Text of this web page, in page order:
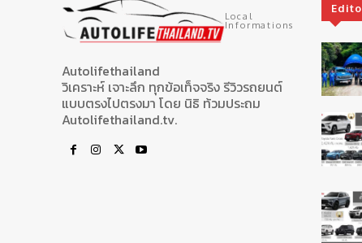
Local
Informations
Autolifethailand
วิเคราะห์ เจาะลึก ทุกข้อเท็จจริง รีวิวรถยนต์
แบบตรงไปตรงมา โดย นิธิ ท้วมประถม
Autolifethailand.tv.